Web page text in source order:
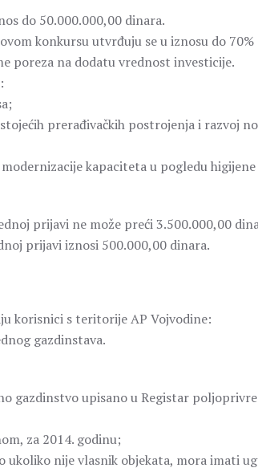
do 50.000.000,00 dinara.
konkursu utvrđuju se u iznosu do
poreza na dodatu vrednost investicije.
prerađivačkih postrojenja i razvoj
kapaciteta u pogledu
prijavi ne može preći 3.500.000,00
prijavi iznosi 500.000,00 dinara.
korisnici s teritorije AP Vojvodine:
gazdinstava.
upisano u Registar
za 2014. godinu;
nije vlasnik objekata, mora imati